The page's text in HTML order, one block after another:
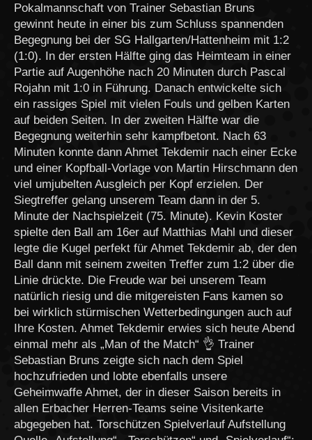
Pokalmannschaft von Trainer Sebastian Bruns
gewinnt heute in einer bis zum Schluss spannenden
Begegnung bei der SG Hallgarten/Hattenheim mit 1:2
(1:0). In der ersten Hälfte ging das Heimteam in einer
Partie auf Augenhöhe nach 20 Minuten durch Pascal
Rojahn mit 1:0 in Führung. Danach entwickelte sich
ein rassiges Spiel mit vielen Fouls und gelben Karten
auf beiden Seiten. In der zweiten Hälfte war die
Begegnung weiterhin sehr kampfbetont. Nach 63
Minuten konnte dann Ahmet Tekdemir nach einer Ecke
und einer Kopfball-Vorlage von Martin Hirschmann den
viel umjubelten Ausgleich per Kopf erzielen. Der
Siegtreffer gelang unserem Team dann in der 5.
Minute der Nachspielzeit (75. Minute). Kevin Koster
spielte den Ball am 16er auf Matthias Mahl und dieser
legte die Kugel perfekt für Ahmet Tekdemir ab, der den
Ball dann mit seinem zweiten Treffer zum 1:2 über die
Linie drückte. Die Freude war bei unserem Team
natürlich riesig und die mitgereisten Fans kamen so
bei wirklich stürmischen Wetterbedingungen auch auf
Ihre Kosten. Ahmet Tekdemir erwies sich heute Abend
einmal mehr als „Man of the Match“ 👌 Trainer
Sebastian Bruns zeigte sich nach dem Spiel
hochzufrieden und lobte ebenfalls unsere
Geheimwaffe Ahmet, der in dieser Saison bereits in
allen Erbacher Herren-Teams seine Visitenkarte
abgegeben hat. Torschützen Spielverlauf Aufstellung